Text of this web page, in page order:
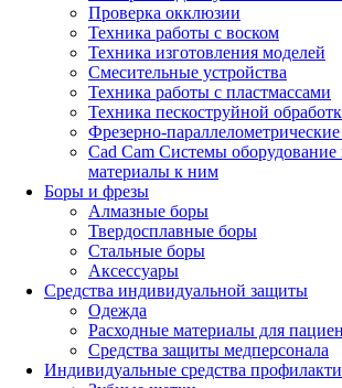
Проверка окклюзии
Техника работы с воском
Техника изготовления моделей
Смесительные устройства
Техника работы с пластмассами
Техника пескоструйной
Фрезерно-параллелометрические
Cad Cam Системы оборудование
материалы к ним
Боры и фрезы
Алмазные боры
Твердосплавные боры
Стальные боры
Аксессуары
Средства индивидуальной защиты
Одежда
Расходные материалы для
Средства защиты медперсонала
Индивидуальные средства